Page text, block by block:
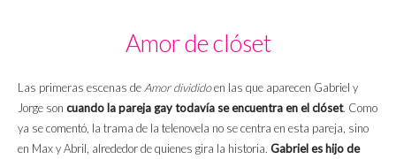
Amor de clóset
Las primeras escenas deAmor divididoen las que aparecen Gabriel y
Jorge son cuando la pareja gay todavía se encuentra en el clóset. Como
ya se comentó, la trama de la telenovela no se centra en esta pareja, sino
en Max y Abril, alrededor de quienes gira la historia. Gabriel es hijo de